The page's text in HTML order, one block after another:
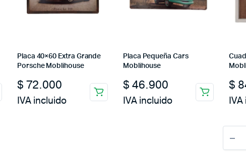
Placa 40×60 Extra Grande
Porsche Moblihouse
$ 72.000
IVA incluido
Placa Pequeña Cars
Moblihouse
$ 46.900
IVA incluido
$